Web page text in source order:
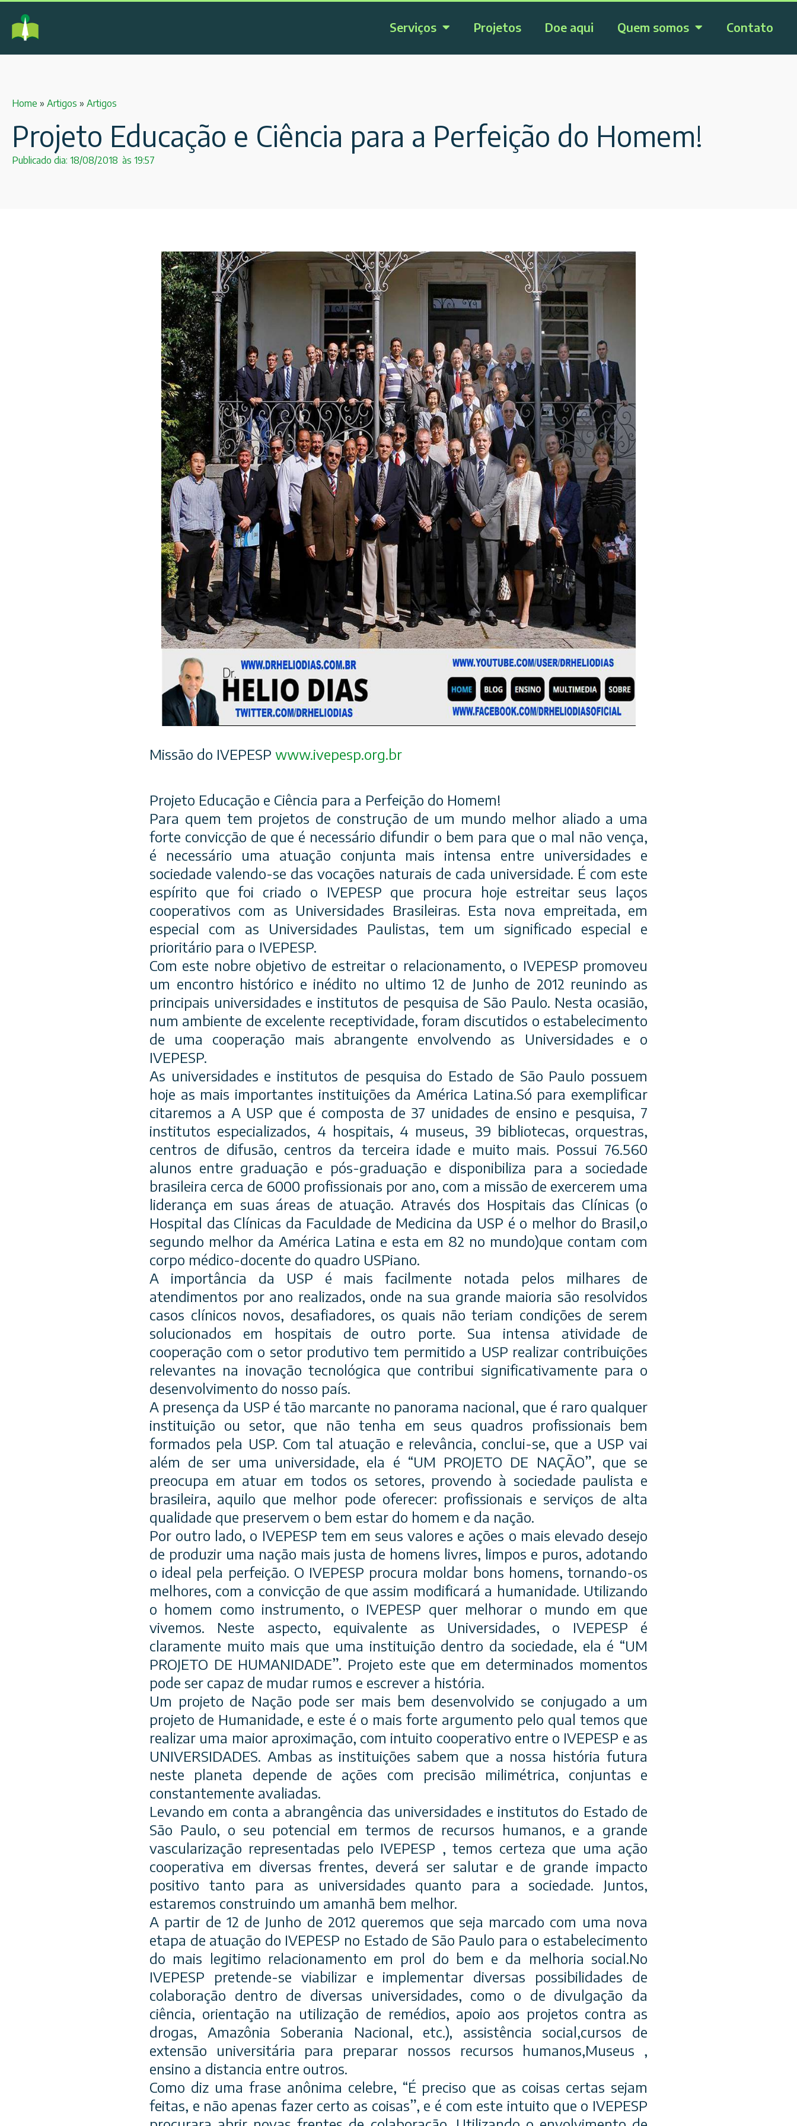
Serviços Projetos Doe aqui Quem somos Contato
Home » Artigos » Artigos
Projeto Educação e Ciência para a Perfeição do Homem!
Publicado dia: 18/08/2018 às 19:57
Missão do IVEPESP www.ivepesp.org.br
Projeto Educação e Ciência para a Perfeição do Homem!
Para quem tem projetos de construção de um mundo melhor aliado a uma
forte convicção de que é necessário difundir o bem para que o mal não vença,
é necessário uma atuação conjunta mais intensa entre universidades e
sociedade valendo-se das vocações naturais de cada universidade. É com este
espírito que foi criado o IVEPESP que procura hoje estreitar seus laços
cooperativos com as Universidades Brasileiras. Esta nova empreitada, em
especial com as Universidades Paulistas, tem um significado especial e
prioritário para o IVEPESP.
Com este nobre objetivo de estreitar o relacionamento, o IVEPESP promoveu
um encontro histórico e inédito no ultimo 12 de Junho de 2012 reunindo as
principais universidades e institutos de pesquisa de São Paulo. Nesta ocasião,
num ambiente de excelente receptividade, foram discutidos o estabelecimento
de uma cooperação mais abrangente envolvendo as Universidades e o
IVEPESP.
As universidades e institutos de pesquisa do Estado de São Paulo possuem
hoje as mais importantes instituições da América Latina.Só para exemplificar
citaremos a A USP que é composta de 37 unidades de ensino e pesquisa, 7
institutos especializados, 4 hospitais, 4 museus, 39 bibliotecas, orquestras,
centros de difusão, centros da terceira idade e muito mais. Possui 76.560
alunos entre graduação e pós-graduação e disponibiliza para a sociedade
brasileira cerca de 6000 profissionais por ano, com a missão de exercerem uma
liderança em suas áreas de atuação. Através dos Hospitais das Clínicas (o
Hospital das Clínicas da Faculdade de Medicina da USP é o melhor do Brasil,o
segundo melhor da América Latina e esta em 82 no mundo)que contam com
corpo médico-docente do quadro USPiano.
A importância da USP é mais facilmente notada pelos milhares de
atendimentos por ano realizados, onde na sua grande maioria são resolvidos
casos clínicos novos, desafiadores, os quais não teriam condições de serem
solucionados em hospitais de outro porte. Sua intensa atividade de
cooperação com o setor produtivo tem permitido a USP realizar contribuições
relevantes na inovação tecnológica que contribui significativamente para o
desenvolvimento do nosso país.
A presença da USP é tão marcante no panorama nacional, que é raro qualquer
instituição ou setor, que não tenha em seus quadros profissionais bem
formados pela USP. Com tal atuação e relevância, conclui-se, que a USP vai
além de ser uma universidade, ela é “UM PROJETO DE NAÇÃO”, que se
preocupa em atuar em todos os setores, provendo à sociedade paulista e
brasileira, aquilo que melhor pode oferecer: profissionais e serviços de alta
qualidade que preservem o bem estar do homem e da nação.
Por outro lado, o IVEPESP tem em seus valores e ações o mais elevado desejo
de produzir uma nação mais justa de homens livres, limpos e puros, adotando
o ideal pela perfeição. O IVEPESP procura moldar bons homens, tornando-os
melhores, com a convicção de que assim modificará a humanidade. Utilizando
o homem como instrumento, o IVEPESP quer melhorar o mundo em que
vivemos. Neste aspecto, equivalente as Universidades, o IVEPESP é
claramente muito mais que uma instituição dentro da sociedade, ela é “UM
PROJETO DE HUMANIDADE”. Projeto este que em determinados momentos
pode ser capaz de mudar rumos e escrever a história.
Um projeto de Nação pode ser mais bem desenvolvido se conjugado a um
projeto de Humanidade, e este é o mais forte argumento pelo qual temos que
realizar uma maior aproximação, com intuito cooperativo entre o IVEPESP e as
UNIVERSIDADES. Ambas as instituições sabem que a nossa história futura
neste planeta depende de ações com precisão milimétrica, conjuntas e
constantemente avaliadas.
Levando em conta a abrangência das universidades e institutos do Estado de
São Paulo, o seu potencial em termos de recursos humanos, e a grande
vascularização representadas pelo IVEPESP , temos certeza que uma ação
cooperativa em diversas frentes, deverá ser salutar e de grande impacto
positivo tanto para as universidades quanto para a sociedade. Juntos,
estaremos construindo um amanhã bem melhor.
A partir de 12 de Junho de 2012 queremos que seja marcado com uma nova
etapa de atuação do IVEPESP no Estado de São Paulo para o estabelecimento
do mais legitimo relacionamento em prol do bem e da melhoria social.No
IVEPESP pretende-se viabilizar e implementar diversas possibilidades de
colaboração dentro de diversas universidades, como o de divulgação da
ciência, orientação na utilização de remédios, apoio aos projetos contra as
drogas, Amazônia Soberania Nacional, etc.), assistência social,cursos de
extensão universitária para preparar nossos recursos humanos,Museus ,
ensino a distancia entre outros.
Como diz uma frase anônima celebre, “É preciso que as coisas certas sejam
feitas, e não apenas fazer certo as coisas”, e é com este intuito que o IVEPESP